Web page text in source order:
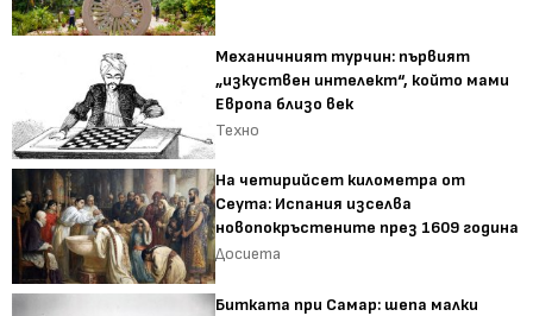
Механичният турчин: първият
„изкуствен интелект“, който мами
Европа близо век
Техно
На четирийсет километра от
Сеута: Испания изселва
новопокръстените през 1609 година
Досиета
Битката при Самар: шепа малки